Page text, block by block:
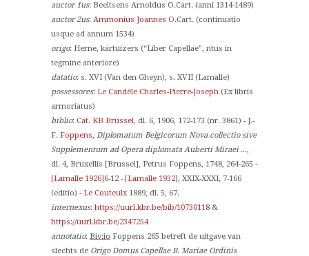
auctor 1us: Beeltsens Arnoldus O.Cart. (anni 1314-1489)
auctor 2us: Ammonius Joannes O.Cart. (continuatio
usque ad annum 1534)
origo: Herne, kartuizers (“Liber Capellae”, ntus in
tegmine anteriore)
datatio: s. XVI (Van den Gheyn), s. XVII (Lamalle)
possessores: Le Candèle Charles-Pierre-Joseph (Ex libris
armoriatus)
biblio: Cat. KB Brussel, dl. 6, 1906, 172-173 (nr. 3861) - J.-
F. Foppens, Diplomatum Belgicorum Nova collectio sive
Supplementum ad Opera diplomata Auberti Miraei...,
dl. 4, Bruxellis [Brussel], Petrus Foppens, 1748, 264-265 -
[Lamalle 1926]6-12 -[Lamalle 1932], XXIX-XXXI, 7-166
(editio) - Le Couteulx1889, dl. 5, 67.
internexus: https://uurl.kbr.be/bib/10730118 &
https://uurl.kbr.be/2347254
annotatio: Biv:io Foppens 265 betreft de uitgave van
slechts de Origo Domus Capellae B. Mariae Ordinis